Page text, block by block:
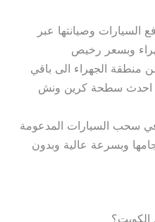
السيارات وصيانتها عبر
وبسعر رخيص
منطقة الجهراء الى باقي
احدث سطحة كرين ونش
سحب السيارات المدعومة
وبسرعة عالية وبدون